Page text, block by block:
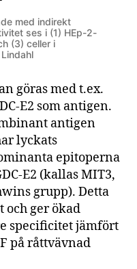
med indirekt
ses i (1) HEp-2-
(3) celler i
göras med t.ex.
E2 som antigen.
antigen
lyckats
epitoperna
E2 (kallas MIT3,
grupp). Detta
ger ökad
specificitet jämfört
på råttvävnad